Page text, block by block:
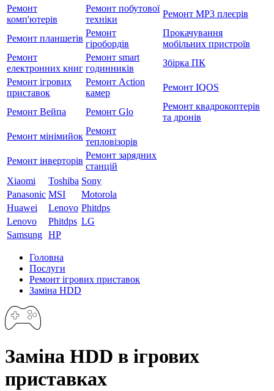
Ремонт
комп'ютерів
Ремонт побутової
техніки
Ремонт MP3 плеєрів
Ремонт планшетів
Ремонт
гіробордів
Прокачування
мобільних пристроїв
Ремонт
електронних книг
Ремонт smart
годинників
Збірка ПК
Ремонт ігрових
приставок
Ремонт Action
камер
Ремонт IQOS
Ремонт Вейпа Ремонт Glo
Ремонт квадрокоптерів
та дронів
Ремонт мiнiмийок
Ремонт
тепловізорів
Ремонт інверторів
Ремонт зарядних
станцій
Xiaomi
Toshiba Sony
Panasonic MSI
Motorola
Huawei
Lenovo Phitdps
Lenovo
Phitdps LG
Samsung HP
Головна
Послуги
Ремонт ігрових приставок
Заміна HDD
Заміна HDD в ігрових
приставках